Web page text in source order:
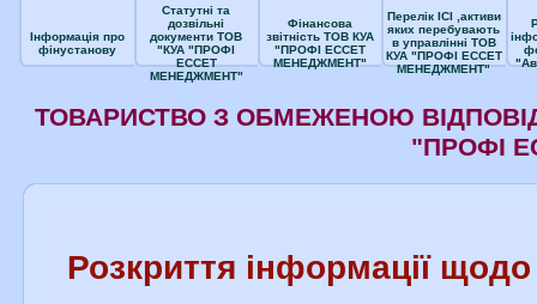
Інформація про
фінустанову
Статутні та
дозвільні
документи ТОВ
"КУА "ПРОФІ
ЕССЕТ
МЕНЕДЖМЕНТ"
Фінансова
звітність ТОВ КУА
"ПРОФІ ЕССЕТ
МЕНЕДЖМЕНТ"
Перелік ІСІ ,активи
яких перебувають
в управлінні ТОВ
КУА "ПРОФІ ЕССЕТ
МЕНЕДЖМЕНТ"
ТОВАРИСТВО З ОБМЕЖЕНОЮ
"ПРОФІ
Розкриття інформації